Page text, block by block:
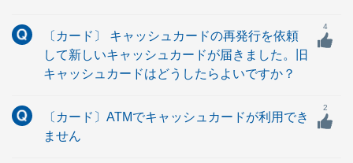
〔カード〕 キャッシュカードの再発行を依頼
して新しいキャッシュカードが届きました。旧
キャッシュカードはどうしたらよいですか？
4
〔カード〕ATMでキャッシュカードが利用でき
ません
2